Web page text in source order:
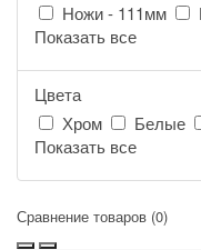
Ножи - 111мм
Показать все
Цвета
Хром
Белые
Показать все
Сравнение товаров (0)